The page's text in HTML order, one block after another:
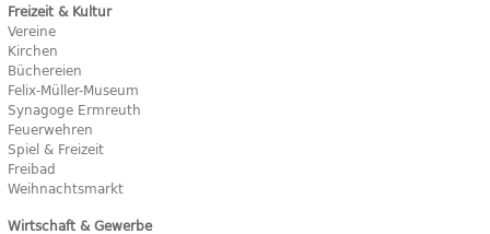
Freizeit & Kultur
Vereine
Kirchen
Büchereien
Felix-Müller-Museum
Synagoge Ermreuth
Feuerwehren
Spiel & Freizeit
Freibad
Weihnachtsmarkt
Wirtschaft & Gewerbe